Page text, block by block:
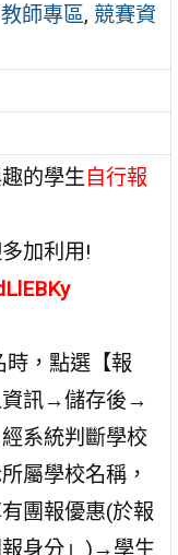
教師專區, 競賽資
的學生自行報
加利用!
時，點選【報
訊→儲存後→
系統判斷學校
屬學校名稱，
團報優惠(於報
身分」)→學生